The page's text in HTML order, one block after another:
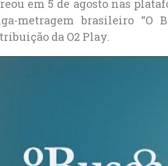
em 5 de agosto nas
metragem brasileiro “O
da O2 Play.